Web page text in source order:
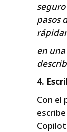
pasos
en una
4.
Con el